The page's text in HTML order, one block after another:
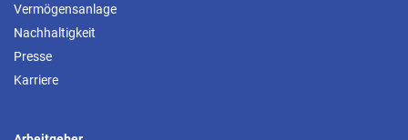
Vermögensanlage
Nachhaltigkeit
Presse
Karriere